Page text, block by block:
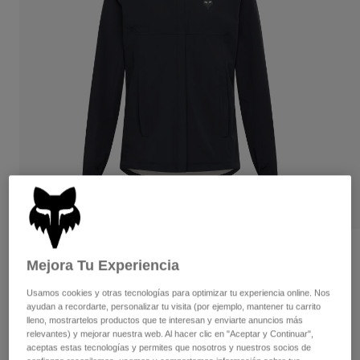
Pantalones largos
Pantalones cortos
Chaquetas y chalecos
Guantes
Protecciones
Gafas de protección
Calcetines
Accesorios
Recambios
Pantalones
Guantes
Chaquetas
Protecciones
Gafas de protección
Calcetines
Recambios
Camisetas y tops
Sudaderas
Chaquetas
Pantalones
Camisas
Ver todo
Niños
Gafas de Protección
Cascos
Camisetas
Pantalones
Botas
Protecciones
Guantes
Gafas de Protección
Chaqueta Ranger Water Lunar Special
Edition
N.º de artículo36560
Mejora Tu Experiencia
Usamos cookies y otras tecnologías para optimizar tu experiencia online. Nos
ayudan a recordarte, personalizar tu visita (por ejemplo, mantener tu carrito
lleno, mostrartelos productos que te interesan y enviarte anuncios más
relevantes) y mejorar nuestra web. Al hacer clic en "Aceptar y Continuar",
aceptas estas tecnologías y permites que nosotros y nuestros socios de